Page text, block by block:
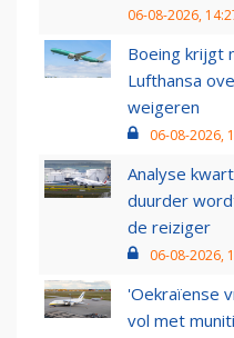
06-08-2026,
Boeing krijgt
Lufthansa
weigeren
06-08-2026,
Analyse
duurder
de reiziger
06-08-2026,
'Oekraïense
vol met